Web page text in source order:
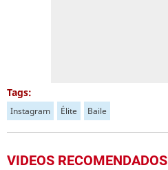
Tags:
Instagram Élite Baile
VIDEOS RECOMENDADOS